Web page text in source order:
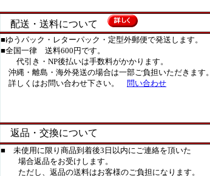
配送・送料について
■ゆうパック・レターパック・定型外郵便で発送します。
■全国一律 送料600円です。
代引き・NP後払いは手数料がかかります。
沖縄・離島・海外発送の場合は一部ご負担いただきます。
詳しくはお問い合わせ下さい。 問い合わせ
返品・交換について
■ 未使用に限り商品到着後3日以内にご連絡を頂いた
場合返品をお受けします。
ただし、返品の送料はお客様のご負担になります。